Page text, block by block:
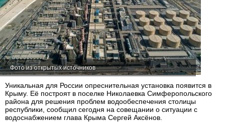
Фото из открытых источников
Уникальная для России опреснительная установка появится в
Крыму. Её построят в поселке Николаевка Симферопольского
района для решения проблем водообеспечения столицы
республики, сообщил сегодня на совещании о ситуации с
водоснабжением глава Крыма Сергей Аксёнов.